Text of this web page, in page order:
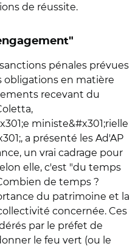
de réussite.
pénales prévues
obligations en matière
recevant du
ministe&#x301;rielle
a présenté les Ad'AP
un vrai cadrage pour
elle, c'est "du temps
de temps ?
du patrimoine et la
concernée. Ces
par le préfet de
le feu vert (ou le